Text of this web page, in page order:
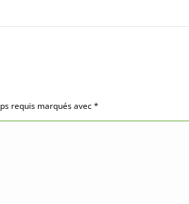
requis marqués avec*